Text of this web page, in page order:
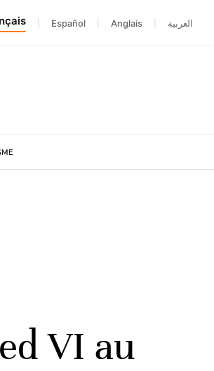
Español Anglais العربية
VI au